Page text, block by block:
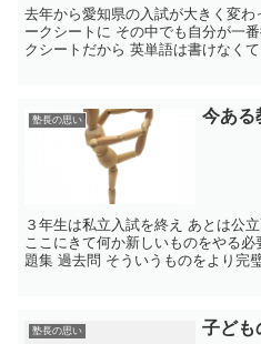
去年から愛知県の入試が大きく変
ークシートに その中でも自分が一
クシートだから 英単語は書けなくて
塾長の思い 今ある
３年生は私立入試を終え あとは公
ここにきて何か新しいものをやる
題集 過去問 そういうものをより完
塾長の思い 子ども